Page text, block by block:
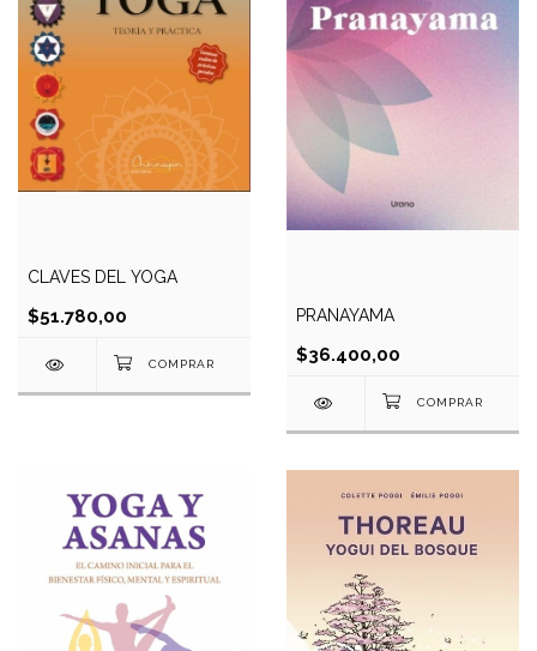
CLAVES DEL YOGA
$51.780,00 PRANAYAMA
$36.400,00